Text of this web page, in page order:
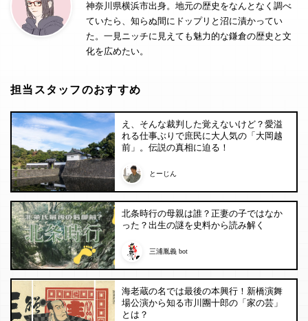
神奈川県横浜市出身。地元の歴史をなんとなく調べ
ていたら、知らぬ間にドップリと沼に漬かってい
た。一見ニッチに見えても魅力的な鎌倉の歴史と文
化を広めたい。
担当スタッフのおすすめ
え、そんな裁判した覚えないけど？愛溢
れる仕事ぶりで庶民に大人気の「大岡越
前」。伝説の真相に迫る！
とーじん
北条時行の母親は誰？正妻の子ではなか
った？出生の謎を史料から読み解く
三浦胤義 bot
海老蔵の名では最後の本興行！新橋演舞
場公演から知る市川團十郎の「家の芸」
とは？